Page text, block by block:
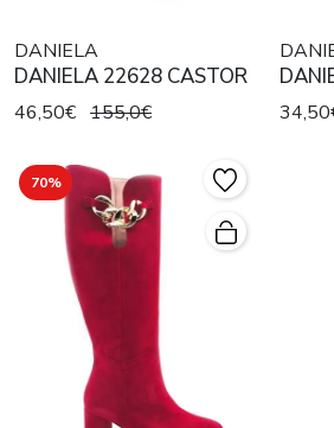
DANIELA
DANIELA 22628 CASTOR
46,50€ 155,0€
70%